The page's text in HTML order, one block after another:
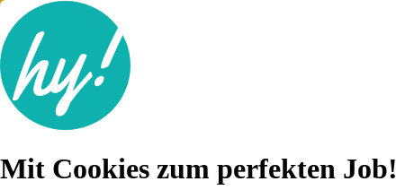
Lebenslauf
Mit Cookies zum perfekten Job!